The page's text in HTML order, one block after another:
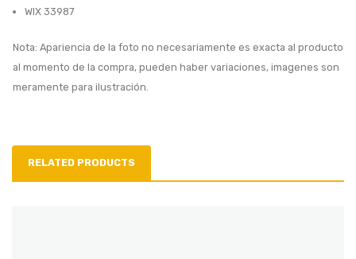
WIX 33987
Nota: Apariencia de la foto no necesariamente es exacta al producto
al momento de la compra, pueden haber variaciones, imagenes son
meramente para ilustración.
RELATED PRODUCTS